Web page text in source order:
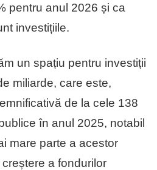
pentru anul 2026 și ca
investițiile.
un spațiu pentru investiții
miliarde, care este,
de la cele 138
în anul 2025, notabil
mare parte a acestor
a fondurilor